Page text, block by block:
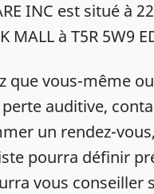
INC est situé à
MALL à T5R 5W9
que vous-même
auditive,
un rendez-
pourra définir
vous conseiller